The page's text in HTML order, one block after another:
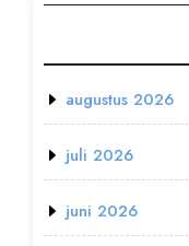
augustus 2026
juli 2026
juni 2026